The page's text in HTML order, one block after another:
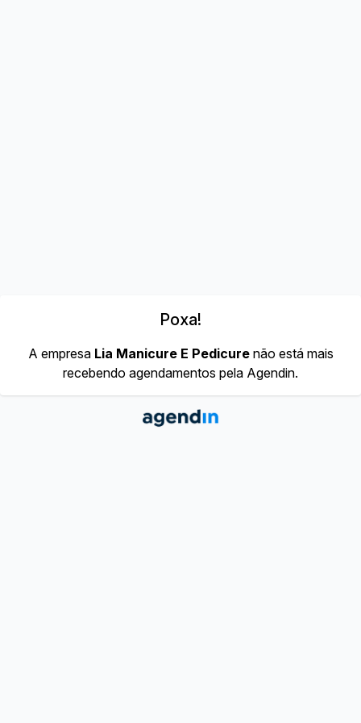
Poxa!
A empresa Lia Manicure E Pedicurenão está mais
recebendo agendamentos pela Agendin.